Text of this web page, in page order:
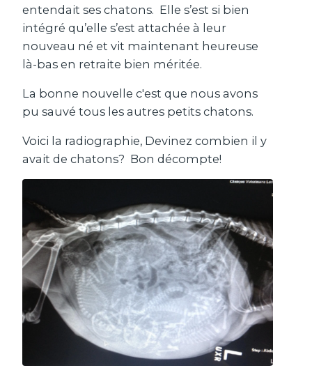
entendait ses chatons. Elle s’est si bien
intégré qu’elle s’est attachée à leur
nouveau né et vit maintenant heureuse
là-bas en retraite bien méritée.
La bonne nouvelle c'est que nous avons
pu sauvé tous les autres petits chatons.
Voici la radiographie, Devinez combien il y
avait de chatons? Bon décompte!